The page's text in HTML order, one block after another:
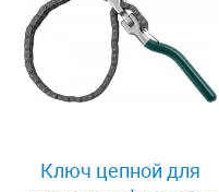
Ключ цепной для